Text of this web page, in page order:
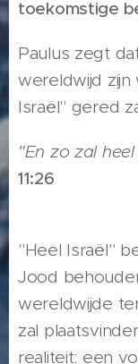
toekomstige
Paulus zegt
wereldwijd
Israël" gered
"En zo zal
11:26
"Heel Israël"
Jood
wereldwijde
zal
realiteit: een